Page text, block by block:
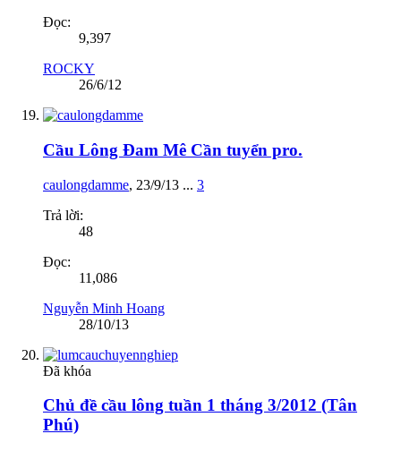
Đọc:
9,397
ROCKY
26/6/12
Cầu Lông Đam Mê Cần tuyển pro.
caulongdamme, 23/9/13 ... 3
Trả lời:
48
Đọc:
11,086
Nguyễn Minh Hoang
28/10/13
Đã khóa
Chủ đề cầu lông tuần 1 tháng 3/2012 (Tân
Phú)